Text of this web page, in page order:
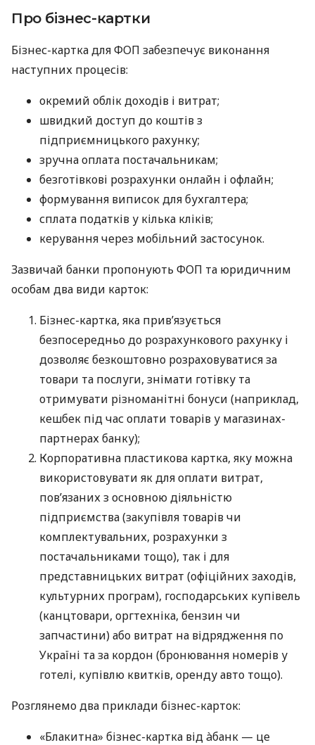
Про бізнес-картки
Бізнес-картка для ФОП забезпечує виконання
наступних процесів:
окремий облік доходів і витрат;
швидкий доступ до коштів з
підприємницького рахунку;
зручна оплата постачальникам;
безготівкові розрахунки онлайн і офлайн;
формування виписок для бухгалтера;
сплата податків у кілька кліків;
керування через мобільний застосунок.
Зазвичай банки пропонують ФОП та юридичним
особам два види карток:
Бізнес-картка, яка прив’язується
безпосередньо до розрахункового рахунку і
дозволяє безкоштовно розраховуватися за
товари та послуги, знімати готівку та
отримувати різноманітні бонуси (наприклад,
кешбек під час оплати товарів у магазинах-
партнерах банку);
Корпоративна пластикова картка, яку можна
використовувати як для оплати витрат,
пов’язаних з основною діяльністю
підприємства (закупівля товарів чи
комплектувальних, розрахунки з
постачальниками тощо), так і для
представницьких витрат (офіційних заходів,
культурних програм), господарських купівель
(канцтовари, оргтехніка, бензин чи
запчастини) або витрат на відрядження по
Україні та за кордон (бронювання номерів у
готелі, купівлю квитків, оренду авто тощо).
Розглянемо два приклади бізнес-карток:
«Блакитна» бізнес-картка від àбанк — це